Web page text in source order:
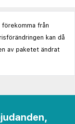
från
kan då
av paketet ändrat